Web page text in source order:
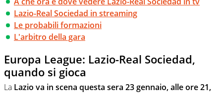
Lazio-Real Sociedad in streaming
Le probabili formazioni
L'arbitro della gara
Europa League: Lazio-Real Sociedad,
quando si gioca
La Lazio va in scena questa sera 23 gennaio, alle ore 21,